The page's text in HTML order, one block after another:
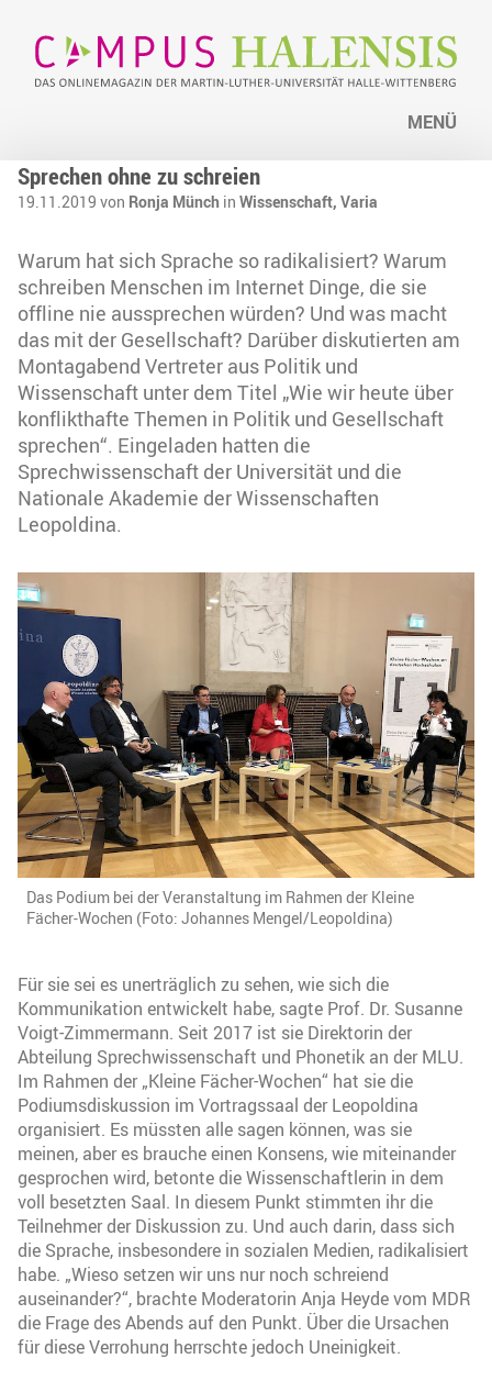
MENÜ
Sprechen ohne zu schreien
19.11.2019 von Ronja Münch in Wissenschaft, Varia
Warum hat sich Sprache so radikalisiert? Warum
schreiben Menschen im Internet Dinge, die sie
offline nie aussprechen würden? Und was macht
das mit der Gesellschaft? Darüber diskutierten am
Montagabend Vertreter aus Politik und
Wissenschaft unter dem Titel „Wie wir heute über
konflikthafte Themen in Politik und Gesellschaft
sprechen“. Eingeladen hatten die
Sprechwissenschaft der Universität und die
Nationale Akademie der Wissenschaften
Leopoldina.
Das Podium bei der Veranstaltung im Rahmen der Kleine
Fächer-Wochen (Foto: Johannes Mengel/Leopoldina)
Für sie sei es unerträglich zu sehen, wie sich die
Kommunikation entwickelt habe, sagte Prof. Dr. Susanne
Voigt-Zimmermann. Seit 2017 ist sie Direktorin der
Abteilung Sprechwissenschaft und Phonetik an der MLU.
Im Rahmen der „Kleine Fächer-Wochen“ hat sie die
Podiumsdiskussion im Vortragssaal der Leopoldina
organisiert. Es müssten alle sagen können, was sie
meinen, aber es brauche einen Konsens, wie miteinander
gesprochen wird, betonte die Wissenschaftlerin in dem
voll besetzten Saal. In diesem Punkt stimmten ihr die
Teilnehmer der Diskussion zu. Und auch darin, dass sich
die Sprache, insbesondere in sozialen Medien, radikalisiert
habe. „Wieso setzen wir uns nur noch schreiend
auseinander?“, brachte Moderatorin Anja Heyde vom MDR
die Frage des Abends auf den Punkt. Über die Ursachen
für diese Verrohung herrschte jedoch Uneinigkeit.